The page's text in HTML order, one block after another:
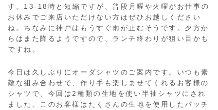
す。13-18時と短縮ですが、普段月曜や火曜がお仕事の
お休みでご来店いただけない方はぜひお越しください
ね。ちなみに神戸はもうすぐ雨が止むそうです。夕方か
らはまた降るようですので、ランチ終わりが狙い目かも
ですね。
今日は久しぶりにオーダシャツのご案内です。いつも素
敵な組み合わせで、作り手も楽しませてくれるお客様の
シャツで、今回は2種類の生地を使い半袖シャツにされ
ました。このお客様はたくさんの生地を使用したパッチ